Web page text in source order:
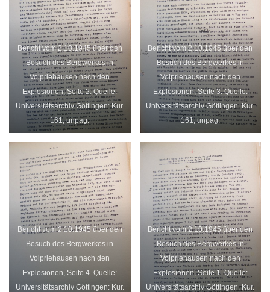
Bericht vom 2.10.1945 über den
Besuch des Bergwerkes in
Volpriehausen nach den
Explosionen, Seite 2. Quelle:
Universitätsarchiv Göttingen: Kur.
161; unpag.
Bericht vom 2.10.1945 über den
Besuch des Bergwerkes in
Volpriehausen nach den
Explosionen, Seite 3. Quelle:
Universitätsarchiv Göttingen: Kur.
161; unpag.
Bericht vom 2.10.1945 über den
Besuch des Bergwerkes in
Volpriehausen nach den
Explosionen, Seite 4. Quelle:
Universitätsarchiv Göttingen: Kur.
Bericht vom 2.10.1945 über den
Besuch des Bergwerkes in
Volpriehausen nach den
Explosionen, Seite 1. Quelle:
Universitätsarchiv Göttingen: Kur.